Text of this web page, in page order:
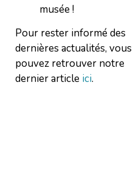
musée !
Pour rester informé des
dernières actualités, vous
pouvez retrouver notre
dernier article ici.